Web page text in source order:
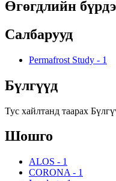
Өгөгдлийн
Салбарууд
Permafrost Study - 1
Бүлгүүд
Тус хайлтанд таарах
Шошго
ALOS - 1
CORONA - 1